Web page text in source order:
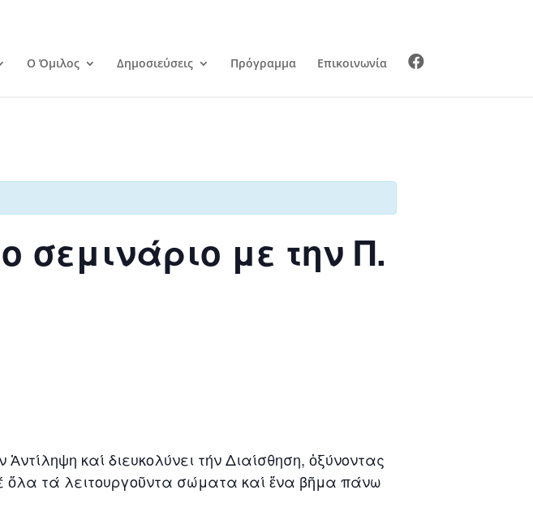
Ο Όμιλος Δημοσιεύσεις Πρόγραμμα Επικοινωνία
σεμινάριο με την Π.
καί διευκολύνει τήν Διαίσθηση, ὀξύνοντας
τά λειτουργοῦντα σώματα καί ἕνα βῆμα πάνω